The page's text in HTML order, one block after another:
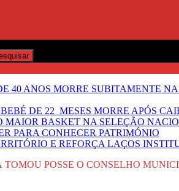
40 ANOS MORRE SUBITAMENTE
DE 22 MESES MORRE APÓS
MAIOR BASKET NA SELEÇÃO
PARA CONHECER PATRIMÓNIO
E REFORÇA LAÇOS
TOMOU POSSE O CONSELHO